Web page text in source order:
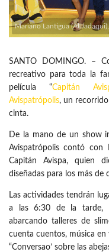
Mariano Lantigua (Al
SANTO DOMINGO. –
recreativo para toda la
película “Capitán
Avispatrópolis, un
cinta.
De la mano de un show
Avispatrópolis contó con
Capitán Avispa, quien
diseñadas para los más de
Las actividades tendrán
a las 6:30 de la tarde,
abarcando talleres de
cuenta cuentos, música
“Conversao’ sobre las